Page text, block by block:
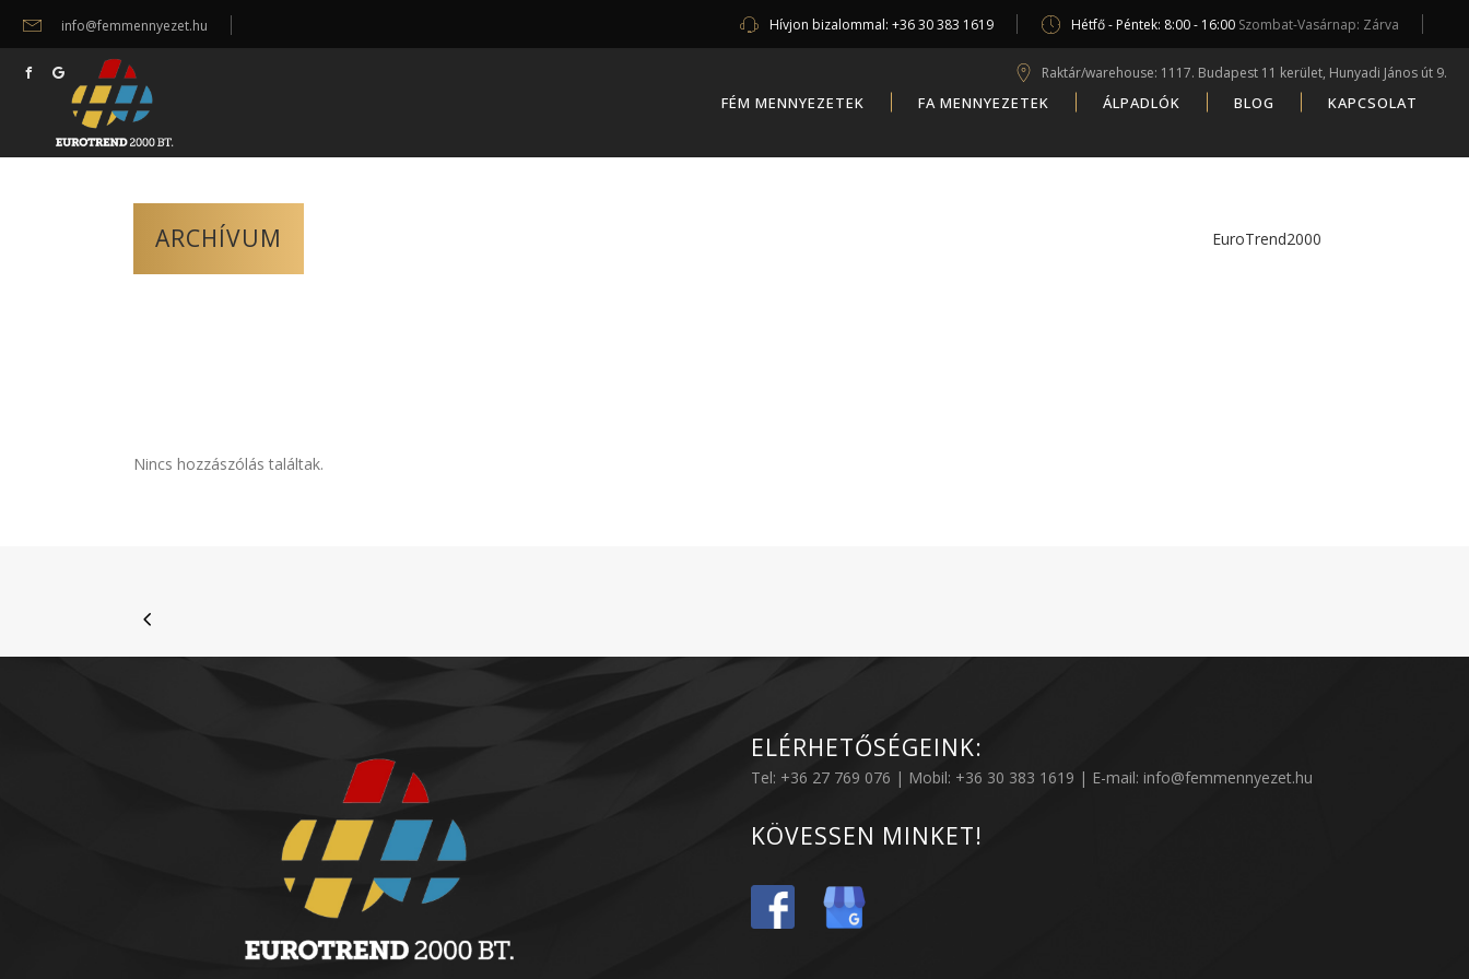
info@femmennyezet.hu Hívjon bizalommal: +36 30 383 1619 Hétfő - Péntek: 8:00 - 16:00 Szombat-Vasárnap: Zárva
Raktár/warehouse: 1117. Budapest 11 kerület, Hunyadi János út 9.
FÉM MENNYEZETEK FA MENNYEZETEK ÁLPADLÓK BLOG KAPCSOLAT
ARCHÍVUM EuroTrend2000
Nincs hozzászólás találtak.
ELÉRHETŐSÉGEINK:
Tel: +36 27 769 076 | Mobil: +36 30 383 1619 | E-mail: info@femmennyezet.hu
KÖVESSEN MINKET!